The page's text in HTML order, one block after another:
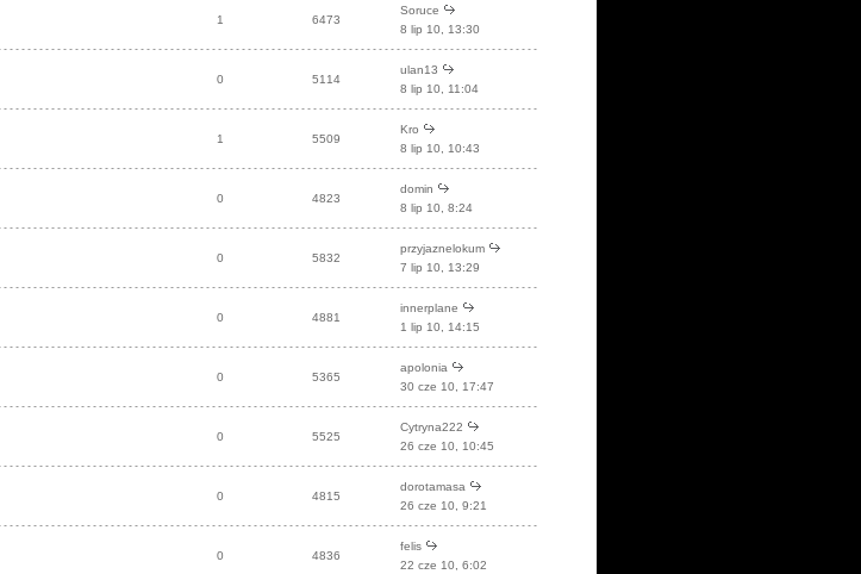
1 6473
Soruce
8 lip 10, 13:30
0 5114
ulan13
8 lip 10, 11:04
1 5509
Kro
8 lip 10, 10:43
0 4823
domin
8 lip 10, 8:24
0 5832
przyjaznelokum
7 lip 10, 13:29
0 4881
innerplane
1 lip 10, 14:15
0 5365
apolonia
30 cze 10, 17:47
0 5525
Cytryna222
26 cze 10, 10:45
0 4815
dorotamasa
26 cze 10, 9:21
0 4836
felis
22 cze 10, 6:02